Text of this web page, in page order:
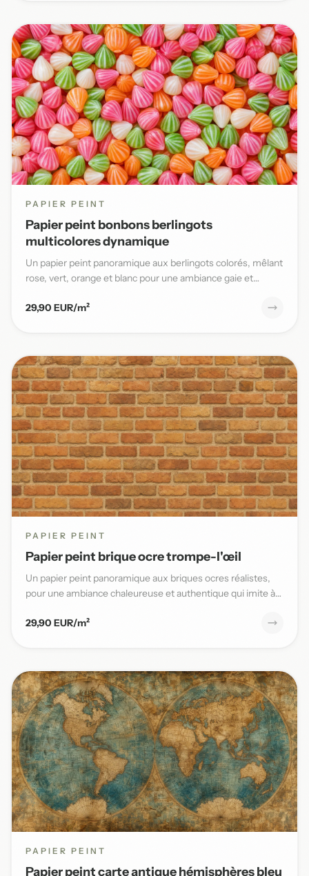
PAPIER PEINT
Papier peint bonbons berlingots
multicolores dynamique
Un papier peint panoramique aux berlingots colorés, mêlant
rose, vert, orange et blanc pour une ambiance gaie et
29,90 EUR/m²
PAPIER PEINT
Papier peint brique ocre trompe-l'œil
Un papier peint panoramique aux briques ocres réalistes,
pour une ambiance chaleureuse et authentique qui imite à
29,90 EUR/m²
PAPIER PEINT
Papier peint carte antique hémisphères bleu